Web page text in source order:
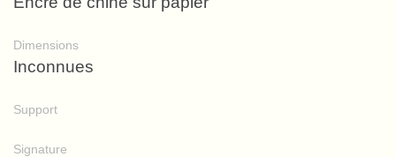
Dimensions
Inconnues
Support
Signature